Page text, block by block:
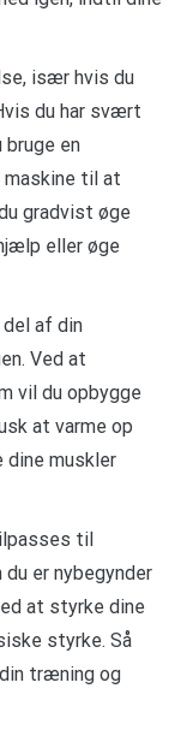
især hvis du
du har svært
en
til at
gradvist øge
eller øge
af din
Ved at
vil du opbygge
at varme op
muskler
til
er nybegynder
at styrke dine
styrke. Så
træning og